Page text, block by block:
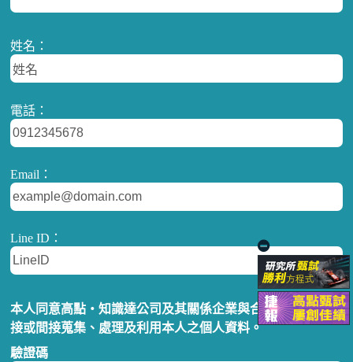
姓名：
電話：
Email：
Line ID：
本人同意高點‧知識達公司及其關係企業與合作對象，得直
接或間接蒐集、處理及利用本人之個人資料。
驗證碼